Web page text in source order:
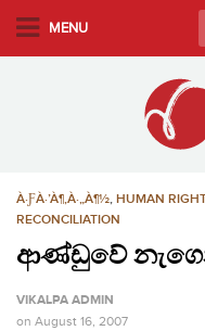
MENU
À·ƑÀ·’À¶‚À·„À¶½, HUMAN
RECONCILIATION
ආණ්ඩුවේ
VIKALPA ADMIN
on August 16, 2007